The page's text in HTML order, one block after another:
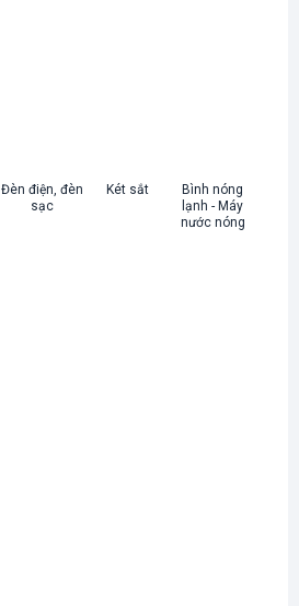
Đèn điện, đèn
sạc
Két sắt
Bình nóng
lạnh - Máy
nước nóng